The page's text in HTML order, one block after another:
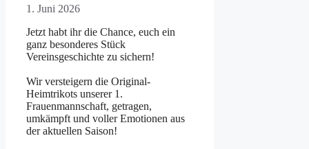
1. Juni 2026
Jetzt habt ihr die Chance, euch ein
ganz besonderes Stück
Vereinsgeschichte zu sichern!
Wir versteigern die Original-
Heimtrikots unserer 1.
Frauenmannschaft, getragen,
umkämpft und voller Emotionen aus
der aktuellen Saison!